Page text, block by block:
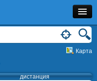
Карта
дистанция